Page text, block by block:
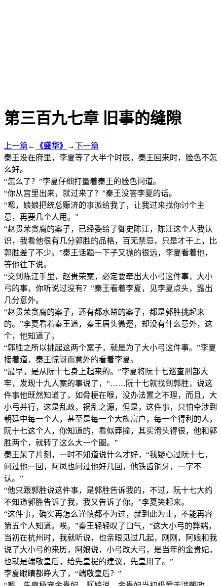
第三百九七章 旧事的缝隙
上一篇 ← 《盛华》 →下一篇
秦王没在府里，李夏等了大半个时辰，秦王回来时，脸色不怎
么好。
“怎么了？”李夏仔细打量着秦王的脸色问道。
“你从宫里出来，就过来了？”秦王没答李夏的话。
“嗯，娘娘把统总赈济的事派给我了，让我过来找你讨个主
意，再要几个人用。”
“赵贵荣贪腐的案子，已经委给了御史陈江，陈江这个人我认
识，我看他很有几分郭胜的品格，百无禁忌，只是才干上，比
郭胜差了不少。”秦王话题一下子又抛的很远，李夏看着他，
等他往下说。
“交到陈江手里，赵贵荣案，必定要牵出大小弓这件事，大小
弓的事，你听说过没有？”秦王看着李夏，见李夏点头，露出
几分意外。
“赵贵荣贪腐的案子，还有都水监的案子，都是郭胜挑起来
的。”李夏看着秦王道，秦王眉头微蹙，却没有什么意外，这
个，他知道了。
“郭胜之所以挑起这两个案子，就是为了大小弓这件事。”李夏
接着道，秦王惊讶而意外的看着李夏。
“最早，是从阮十七身上起来的。”李夏将阮十七巡查刑部大
牢，发现十九人案的事说了，“……阮十七就找到郭胜，说这
件事他既然知道了，如骨梗在喉，没办法置之不理，而且，大
小弓并行，这是乱政，祸乱之源，但是，这件事，只怕牵涉到
朝廷中每一个人，甚至是每一个大族富户，每一个得利的人，
阮十七这个人，你知道的，看似莽撞，其实滑头得很，他和郭
胜两个，就转了这么大一个圈。”
秦王呆了片刻，一时不知道说什么才好，“我疑心过阮十七，
问过他一回，阿凤也问过他好几回，他铁齿铜牙，一字不
认。”
“他只跟郭胜说这件事，是郭胜告诉我的，不过，阮十七大约
不知道郭胜告诉了我，我又告诉了你。”李夏笑起来。
“这件事，确实再怎么谨慎都不为过，就到此为止，不能再容
第五个人知道。唉。”秦王轻轻叹了口气，“这大小弓的弊端，
当初在杭州时，我就听说，也亲眼见过几起，刚刚，阿娘和我
说了大小弓的来历，阿娘说，小弓改大弓，是当年的金贵妃，
也就是端敬皇后，给先皇提的建议，先皇用了。”
李夏眼睛都睁大了，“端敬皇后？”